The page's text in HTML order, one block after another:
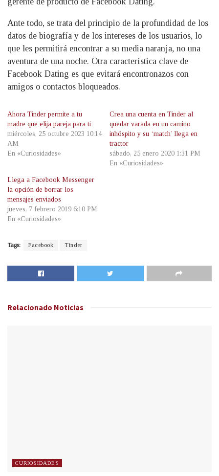
Ante todo, se trata del principio de la profundidad de los
datos de biografía y de los intereses de los usuarios, lo
que les permitirá encontrar a su media naranja, no una
aventura de una noche. Otra característica clave de
Facebook Dating es que evitará encontronazos con
amigos o contactos bloqueados.
Ahora Tinder permite a tu
madre que elija pareja para ti
miércoles, 25 octubre 2023 10:14
AM
En «Curiosidades»
Crea una cuenta en Tinder al
quedar varada en un camino
inhóspito y su ‘match’ llega en
tractor
sábado, 25 enero 2020 1:31 PM
En «Curiosidades»
Llega a Facebook Messenger
la opción de borrar los
mensajes enviados
jueves, 7 febrero 2019 6:10 PM
En «Curiosidades»
Tags: Facebook Tinder
Relacionado Noticias
CURIOSIDADES